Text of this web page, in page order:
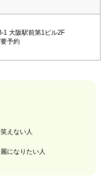
1 大阪駅前第1ビル2F
予約
えない人
になりたい人